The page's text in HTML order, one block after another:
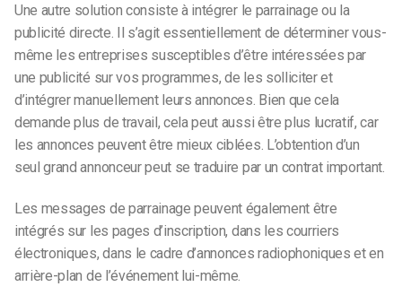
Une autre solution consiste à intégrer le parrainage ou la
publicité directe. Il s’agit essentiellement de déterminer vous-
même les entreprises susceptibles d’être intéressées par
une publicité sur vos programmes, de les solliciter et
d’intégrer manuellement leurs annonces. Bien que cela
demande plus de travail, cela peut aussi être plus lucratif, car
les annonces peuvent être mieux ciblées. L’obtention d’un
seul grand annonceur peut se traduire par un contrat important.
Les messages de parrainage peuvent également être
intégrés sur les pages d’inscription, dans les courriers
électroniques, dans le cadre d’annonces radiophoniques et en
arrière-plan de l’événement lui-même.